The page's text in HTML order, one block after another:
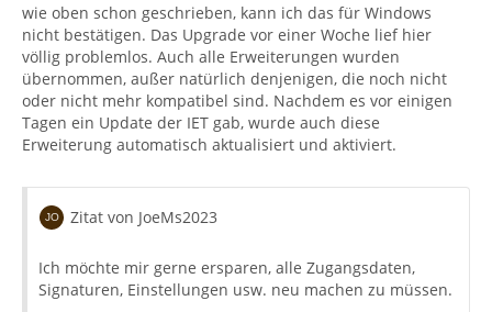
wie oben schon geschrieben, kann ich das für Windows
nicht bestätigen. Das Upgrade vor einer Woche lief hier
völlig problemlos. Auch alle Erweiterungen wurden
übernommen, außer natürlich denjenigen, die noch nicht
oder nicht mehr kompatibel sind. Nachdem es vor einigen
Tagen ein Update der IET gab, wurde auch diese
Erweiterung automatisch aktualisiert und aktiviert.
Zitat von JoeMs2023
Ich möchte mir gerne ersparen, alle Zugangsdaten,
Signaturen, Einstellungen usw. neu machen zu müssen.